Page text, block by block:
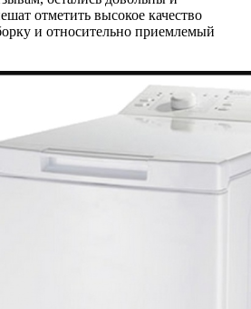
отметить высокое качество
и относительно приемлемый